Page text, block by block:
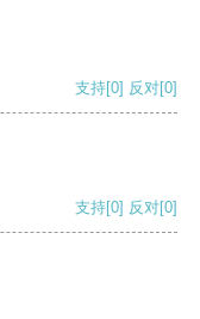
支持[0] 反对[0]
支持[0] 反对[0]